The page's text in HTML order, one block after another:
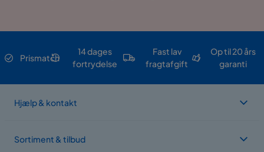
Prismatch
14 dages
fortrydelse
Fast lav
fragtafgift
Op til 20 års
garanti
Hjælp & kontakt
Sortiment & tilbud